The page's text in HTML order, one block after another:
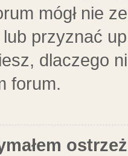
mógł nie
przyznać
dlaczego
forum.